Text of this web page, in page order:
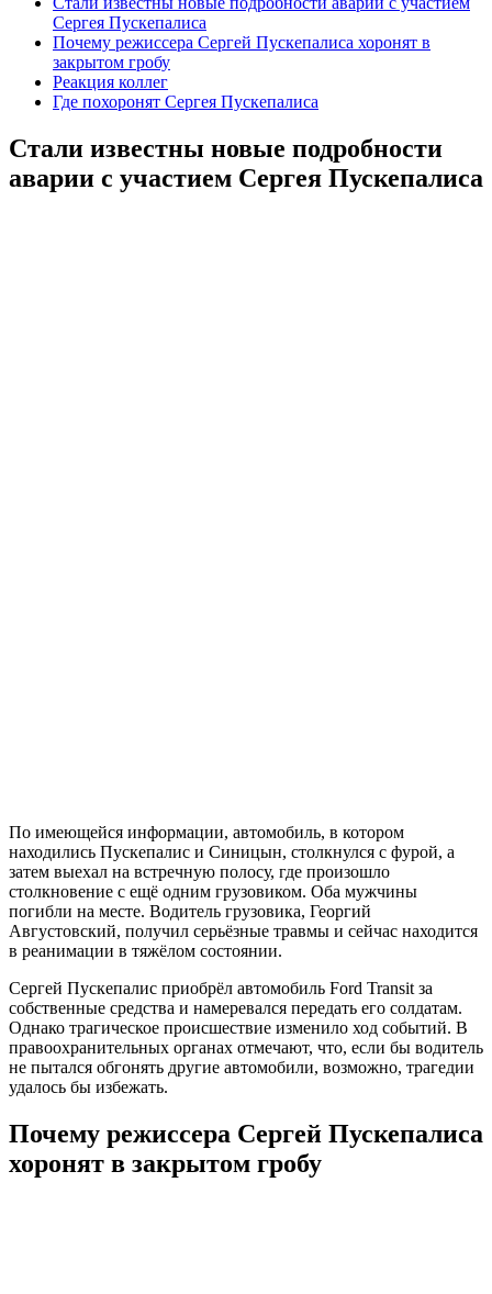
Сергея Пускепалиса
Почему режиссера Сергей Пускепалиса хоронят в
закрытом гробу
Реакция коллег
Где похоронят Сергея Пускепалиса
Стали известны новые подробности
аварии с участием Сергея Пускепалиса
По имеющейся информации, автомобиль, в котором
находились Пускепалис и Синицын, столкнулся с фурой, а
затем выехал на встречную полосу, где произошло
столкновение с ещё одним грузовиком. Оба мужчины
погибли на месте. Водитель грузовика, Георгий
Августовский, получил серьёзные травмы и сейчас находится
в реанимации в тяжёлом состоянии.
Сергей Пускепалис приобрёл автомобиль Ford Transit за
собственные средства и намеревался передать его солдатам.
Однако трагическое происшествие изменило ход событий. В
правоохранительных органах отмечают, что, если бы водитель
не пытался обгонять другие автомобили, возможно, трагедии
удалось бы избежать.
Почему режиссера Сергей Пускепалиса
хоронят в закрытом гробу